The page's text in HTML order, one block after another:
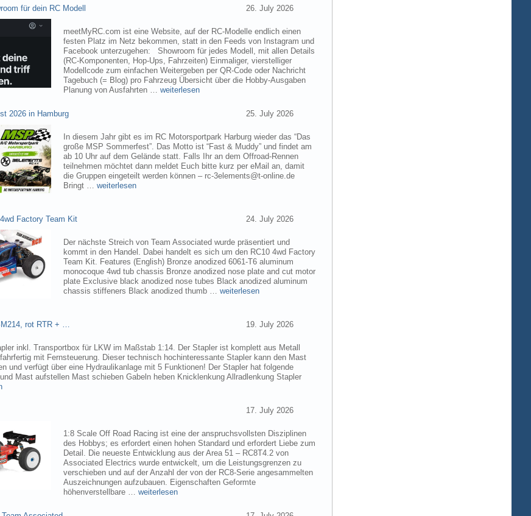
für dein RC Modell 26. July 2026
meetMyRC.com ist eine Website, auf der RC-Modelle endlich einen
festen Platz im Netz bekommen, statt in den Feeds von Instagram und
Facebook unterzugehen: Showroom für jedes Modell, mit allen Details
(RC-Komponenten, Hop-Ups, Fahrzeiten) Einmaliger, vierstelliger
Modellcode zum einfachen Weitergeben per QR-Code oder Nachricht
Tagebuch (= Blog) pro Fahrzeug Übersicht über die Hobby-Ausgaben
Planung von Ausfahrten …weiterlesen
2026 in Hamburg 25. July 2026
In diesem Jahr gibt es im RC Motorsportpark Harburg wieder das “Das
große MSP Sommerfest”. Das Motto ist “Fast & Muddy” und findet am
ab 10 Uhr auf dem Gelände statt. Falls Ihr an dem Offroad-Rennen
teilnehmen möchtet dann meldet Euch bitte kurz per eMail an, damit
die Gruppen eingeteilt werden können – rc-3elements@t-online.de
Bringt …weiterlesen
Factory Team Kit 24. July 2026
Der nächste Streich von Team Associated wurde präsentiert und
kommt in den Handel. Dabei handelt es sich um den RC10 4wd Factory
Team Kit. Features (English) Bronze anodized 6061-T6 aluminum
monocoque 4wd tub chassis Bronze anodized nose plate and cut motor
plate Exclusive black anodized nose tubes Black anodized aluminum
chassis stiffeners Black anodized thumb …weiterlesen
rot RTR + … 19. July 2026
inkl. Transportbox für LKW im Maßstab 1:14. Der Stapler ist komplett aus Metall
mit Fernsteuerung. Dieser technisch hochinteressante Stapler kann den Mast
und verfügt über eine Hydraulikanlage mit 5 Funktionen! Der Stapler hat folgende
Mast aufstellen Mast schieben Gabeln heben Knicklenkung Allradlenkung Stapler
17. July 2026
1:8 Scale Off Road Racing ist eine der anspruchsvollsten Disziplinen
des Hobbys; es erfordert einen hohen Standard und erfordert Liebe zum
Detail. Die neueste Entwicklung aus der Area 51 – RC8T4.2 von
Associated Electrics wurde entwickelt, um die Leistungsgrenzen zu
verschieben und auf der Anzahl der von der RC8-Serie angesammelten
Auszeichnungen aufzubauen. Eigenschaften Geformte
höhenverstellbare …weiterlesen